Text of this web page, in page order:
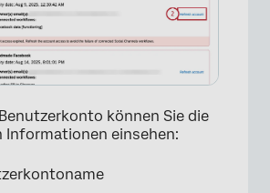
können Sie die
Informationen einsehen: